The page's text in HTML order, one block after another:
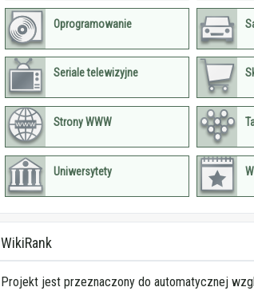
Oprogramowanie
Seriale telewizyjne
Strony WWW
Uniwersytety
WikiRank
Projekt jest przeznaczony do automatycznej